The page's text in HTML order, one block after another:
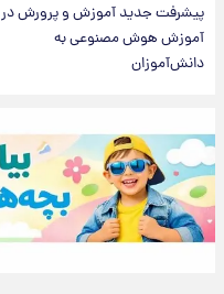
پیشرفت جدید آموزش و پرورش در
آموزش هوش مصنوعی به
دانش‌آموزان